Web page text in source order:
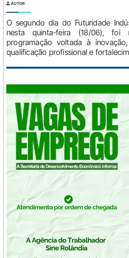
AUTOR:
O segundo dia do Futuridade
nesta quinta-feira (18/06), foi
programação voltada à inovação,
qualificação profissional e